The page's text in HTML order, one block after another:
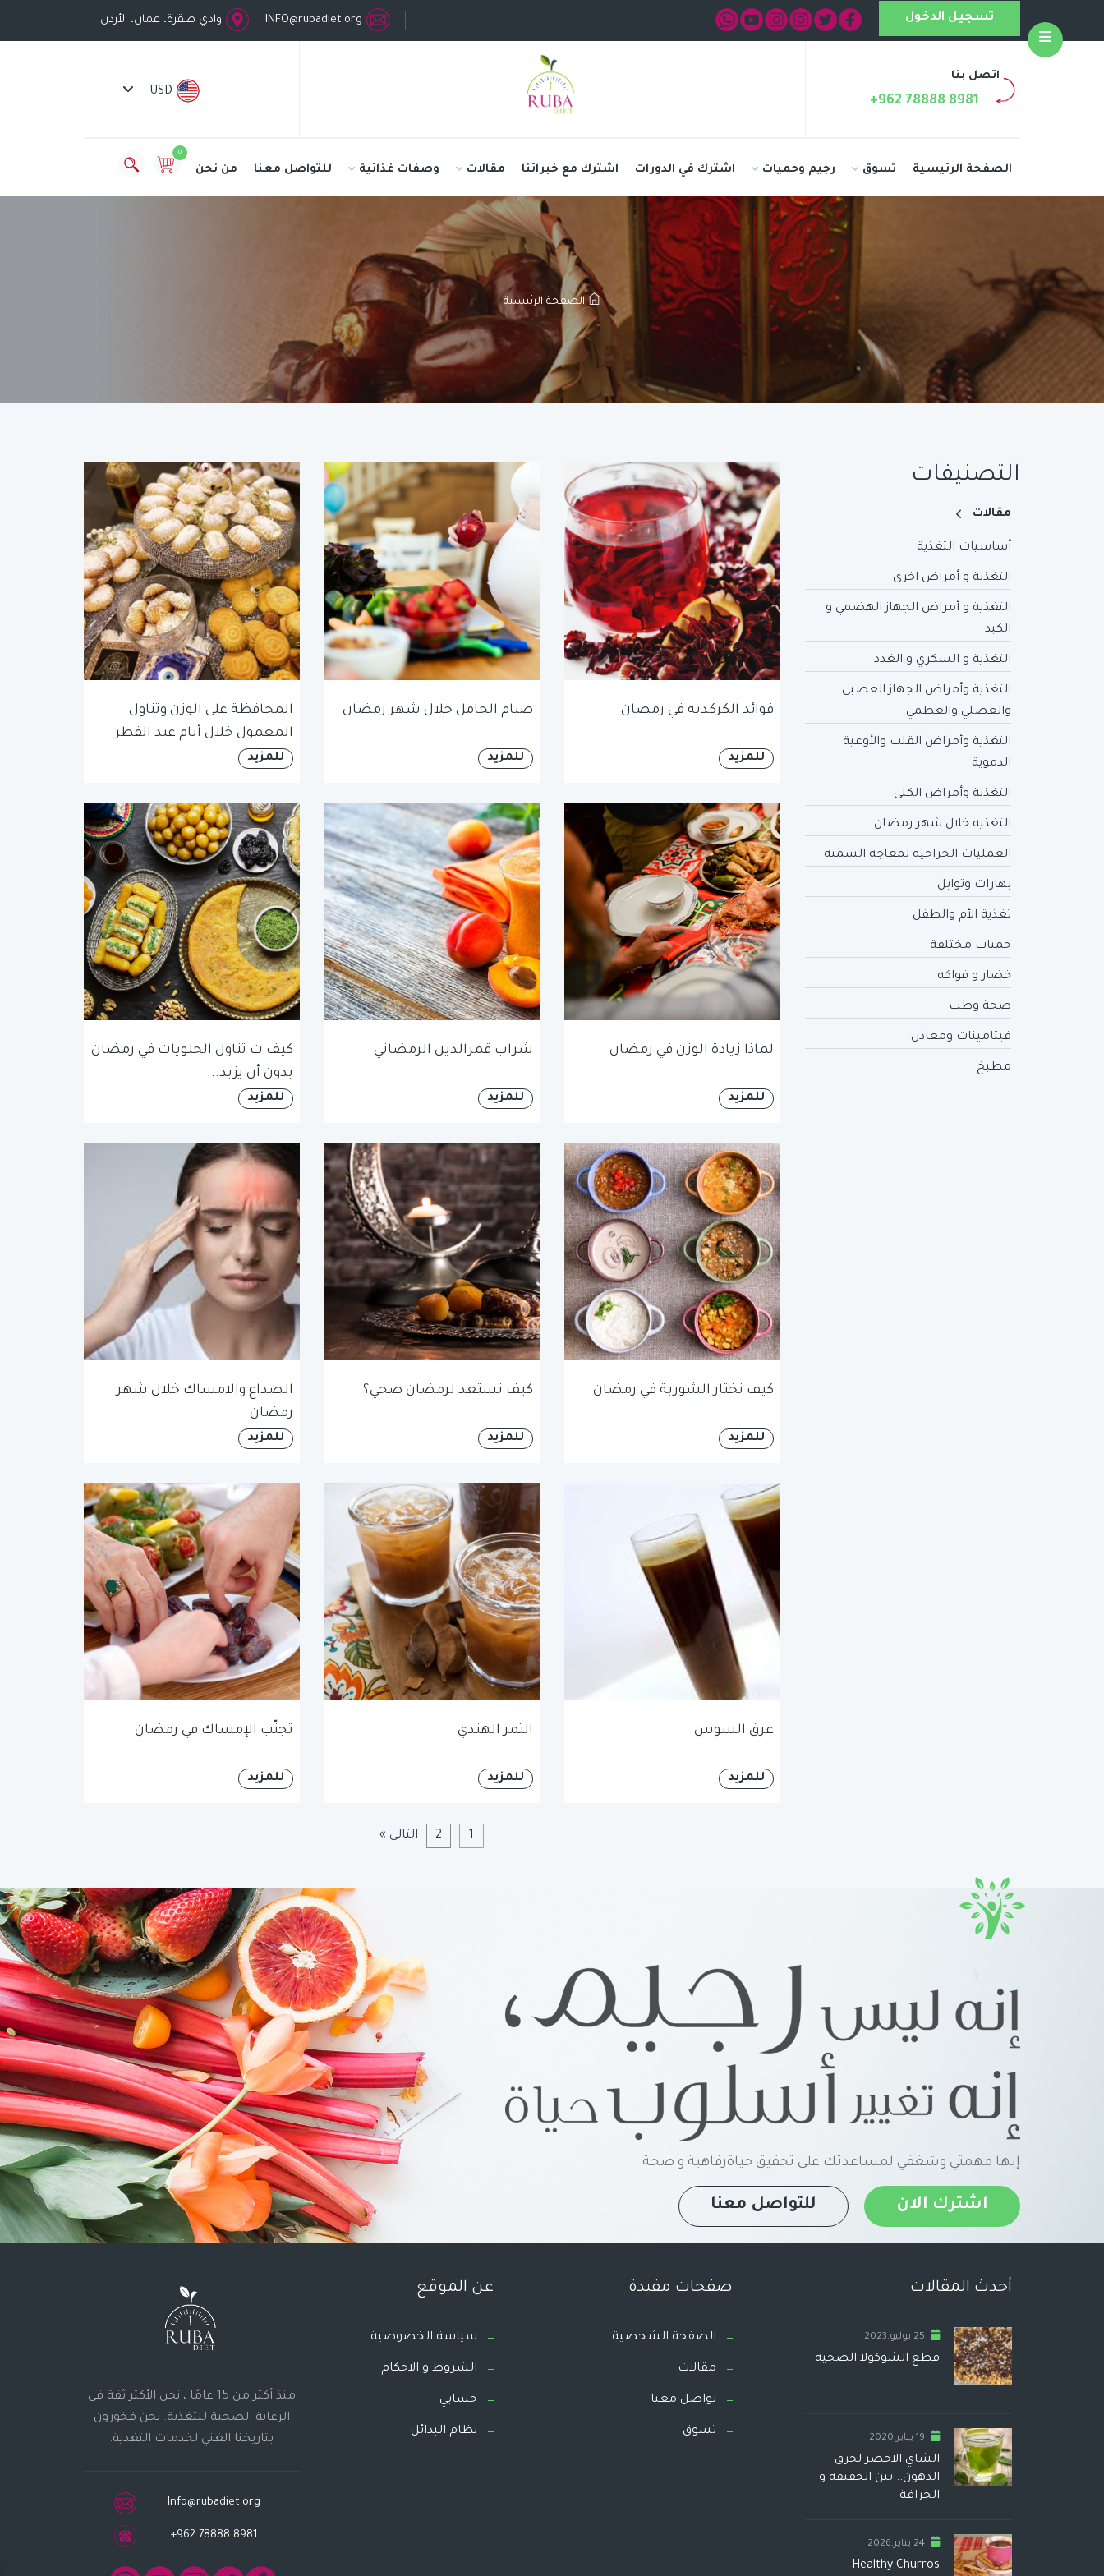
INFO@rubadiet.org وادي صقرة، عمان، الأردن تسجيل الدخول
اتصل بنا
+962 78888 8981
USD
0
الصفحة الرئيسية تسوق رجيم وحميات اشترك في الدورات اشترك مع خبرائنا مقالات وصفات غذائية للتواصل معنا من نحن
الصفحة الرئيسية
التصنيفات
مقالات
أساسيات التغذية
التغذية و أمراض اخرى
التغذية و أمراض الجهاز الهضمي و
الكبد
التغذية و السكري و الغدد
التغذية وأمراض الجهاز العصبي
والعضلي والعظمي
التغذية وأمراض القلب والأوعية
الدموية
التغذية وأمراض الكلى
التغذيه خلال شهر رمضان
العمليات الجراحية لمعاجة السمنة
بهارات وتوابل
تغذية الأم والطفل
حميات مختلفة
خضار و فواكه
صحة وطب
فيتامينات ومعادن
مطبخ
فوائد الكركديه في رمضان
للمزيد
صيام الحامل خلال شهر رمضان
للمزيد
المحافظة على الوزن وتناول
المعمول خلال أيام عيد الفطر
للمزيد
لماذا زيادة الوزن في رمضان
للمزيد
شراب قمرالدين الرمضاني
للمزيد
كيف ت تناول الحلويات في رمضان
بدون أن يزيد...
للمزيد
كيف نختار الشوربة في رمضان
للمزيد
كيف نستعد لرمضان صحي؟
للمزيد
الصداع والامساك خلال شهر
رمضان
للمزيد
عرق السوس
للمزيد
التمر الهندي
للمزيد
تجنّب الإمساك في رمضان
للمزيد
1
2 التالي »
إنها مهمتي وشغفي لمساعدتك على تحقيق حياةرفاهية و صحة
اشترك الان للتواصل معنا
أحدث المقالات
25 يوليو,2023
قطع الشوكولا الصحية
19 يناير,2020
الشاي الاخضر لحرق
الدهون.. بين الحقيقة و
الخرافة
24 يناير,2026
Healthy Churros
صفحات مفيدة
الصفحة الشخصية
مقالات
تواصل معنا
تسوق
عن الموقع
سياسة الخصوصية
الشروط و الاحكام
حسابي
نظام البدائل
منذ أكثر من 15 عامًا ، نحن الأكثر ثقة في
الرعاية الصحية للتغذية. نحن فخورون
بتاريخنا الغني لخدمات التغذية.
Info@rubadiet.org
+962 78888 8981